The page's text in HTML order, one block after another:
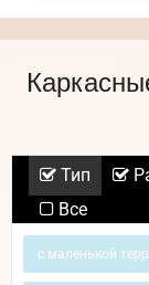
Тип
Все
с маленькой